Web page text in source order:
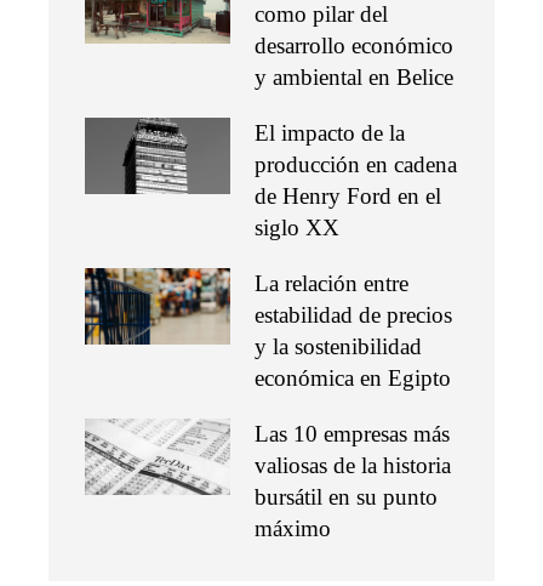
como pilar del
desarrollo económico
y ambiental en Belice
El impacto de la
producción en cadena
de Henry Ford en el
siglo XX
La relación entre
estabilidad de precios
y la sostenibilidad
económica en Egipto
Las 10 empresas más
valiosas de la historia
bursátil en su punto
máximo